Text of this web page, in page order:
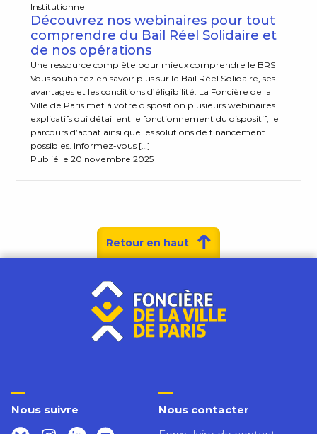
Découvrez nos webinaires pour tout
comprendre du Bail Réel Solidaire et
de nos opérations
Institutionnel
Une ressource complète pour mieux comprendre le BRS
Vous souhaitez en savoir plus sur le Bail Réel Solidaire, ses
avantages et les conditions d’éligibilité. La Foncière de la
Ville de Paris met à votre disposition plusieurs webinaires
explicatifs qui détaillent le fonctionnement du dispositif, le
parcours d’achat ainsi que les solutions de financement
possibles. Informez-vous […]
Publié le 20 novembre 2025
Nous suivre
Nous contacter
Retour en haut